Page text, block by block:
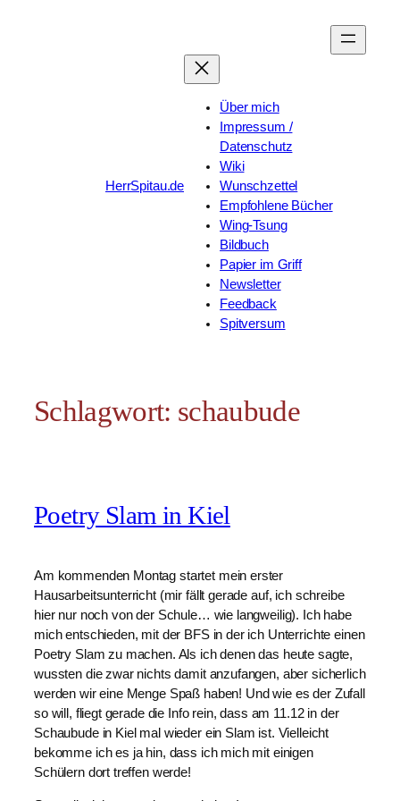
HerrSpitau.de
Über mich
Impressum /
Datenschutz
Wiki
Wunschzettel
Empfohlene Bücher
Wing-Tsung
Bildbuch
Papier im Griff
Newsletter
Feedback
Spitversum
Schlagwort: schaubude
Poetry Slam in Kiel
Am kommenden Montag startet mein erster
Hausarbeitsunterricht (mir fällt gerade auf, ich schreibe
hier nur noch von der Schule… wie langweilig). Ich habe
mich entschieden, mit der BFS in der ich Unterrichte einen
Poetry Slam zu machen. Als ich denen das heute sagte,
wussten die zwar nichts damit anzufangen, aber sicherlich
werden wir eine Menge Spaß haben! Und wie es der Zufall
so will, fliegt gerade die Info rein, dass am 11.12 in der
Schaubude in Kiel mal wieder ein Slam ist. Vielleicht
bekomme ich es ja hin, dass ich mich mit einigen
Schülern dort treffen werde!